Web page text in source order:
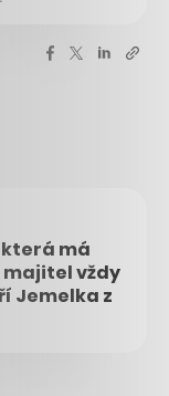
má
vždy
Jemelka z